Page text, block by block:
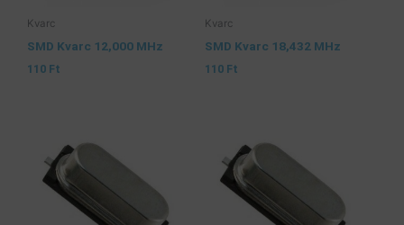
Kvarc
SMD Kvarc 12,000 MHz
110 Ft
Kvarc
SMD Kvarc 18,432 MHz
110 Ft